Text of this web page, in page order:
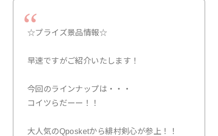
☆プライズ景品情報☆
早速ですがご紹介いたします！
今回のラインナップは・・・
コイツらだーー！！
大人気のQposketから緋村剣心が参上！！